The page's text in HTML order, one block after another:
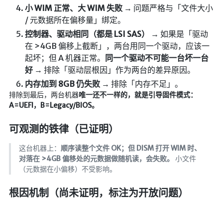
小 WIM 正常、大 WIM 失败→ 问题严格与「文件大小
/ 元数据所在偏移量」绑定。
控制器、驱动相同（都是 LSI SAS）
→ 如果是「驱动
在 >4GB 偏移上截断」，两台用同一个驱动，应该一
起坏；但 A 机器正常。
同一个驱动不可能一台坏一台
好→ 排除「驱动层根因」作为两台的差异原因。
内存加到 8GB 仍失败→ 排除「内存不足」。
排除到最后，两台机器唯一还不一样的，就是引导固件模式：
A=UEFI，B=Legacy/BIOS。
可观测的铁律（已证明）
这台机器上： 顺序读整个文件 OK；但 DISM 打开 WIM 时、
对落在 >4GB 偏移处的元数据做随机读，会失败。
小文件
（元数据在小偏移）不受影响。
根因机制（尚未证明，标注为开放问题）
🎮小游戏
红白机
红白机资源
dos游戏
在线狼人杀
飞船对接模拟
引导页
背景动画
文字变换特效
树境